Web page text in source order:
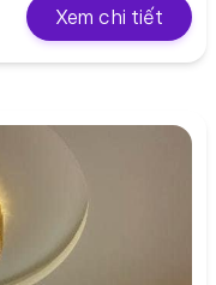
Xem chi tiết